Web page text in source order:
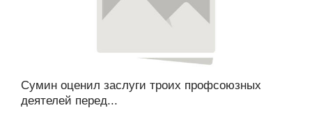
Сумин оценил заслуги троих профсоюзных
деятелей перед...